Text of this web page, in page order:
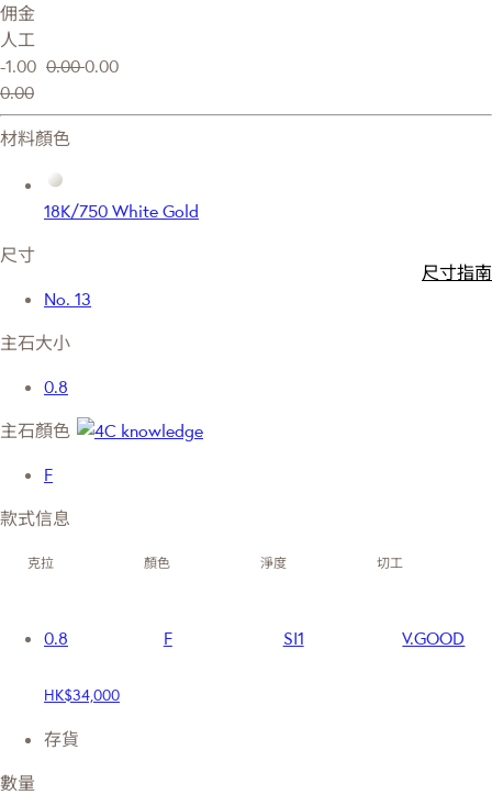
佣金
人工
-1.00 0.000.00
0.00
材料顏色
18K/750 White Gold
尺寸
尺寸指南
No. 13
主石大小
0.8
主石顏色
F
款式信息
克拉 顏色 淨度 切工
0.8 F SI1 V.GOOD
HK$34,000
存貨
數量